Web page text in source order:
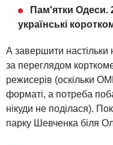
Пам'ятки Одеси.
українські
А завершити
за переглядом
режисерів (оскільки
форматі, а потреба
нікуди не поділася).
парку Шевченка біля